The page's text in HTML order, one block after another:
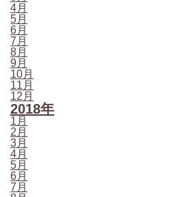
4月
5月
6月
7月
8月
9月
10月
11月
12月
2018年
1月
2月
3月
4月
5月
6月
7月